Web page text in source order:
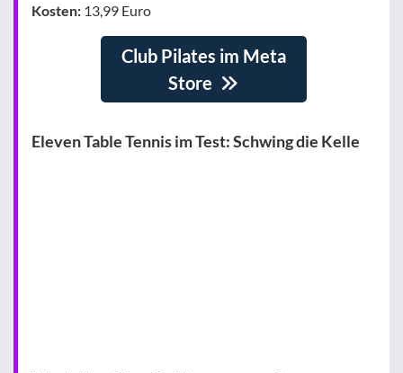
Kosten: 13,99 Euro
Club Pilates im Meta
Store
Eleven Table Tennis im Test: Schwing die Kelle